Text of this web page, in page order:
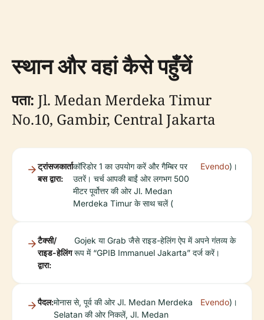
स्थान और वहां कैसे पहुँचें
पता: Jl. Medan Merdeka Timur
No.10, Gambir, Central Jakarta
ट्रांसजकार्ता
बस द्वारा:
कॉरिडोर 1 का उपयोग करें और गैम्बिर पर
उतरें। चर्च आपकी बाईं ओर लगभग 500
मीटर पूर्वोत्तर की ओर Jl. Medan
Merdeka Timur के साथ चलें (
Evendo)।
टैक्सी/
राइड-हेलिंग
द्वारा:
Gojek या Grab जैसे राइड-हेलिंग ऐप में अपने गंतव्य के
रूप में “GPIB Immanuel Jakarta” दर्ज करें।
पैदल:मोनास से, पूर्व की ओर Jl. Medan Merdeka
Selatan की ओर निकलें, Jl. Medan
Evendo)।